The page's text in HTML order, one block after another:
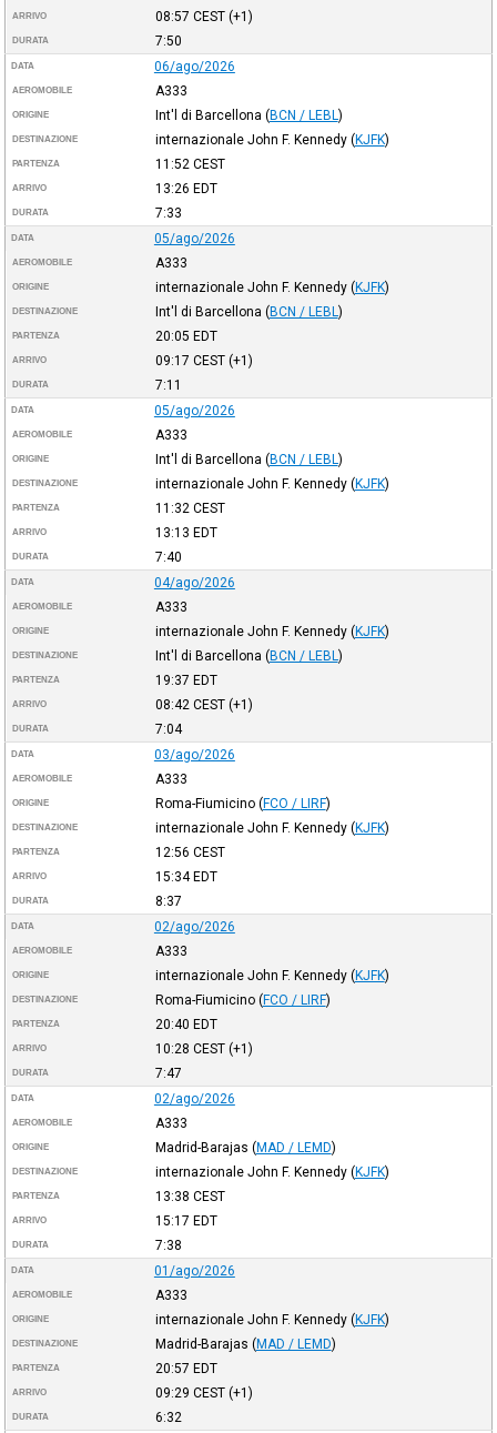
ARRIVO 08:57 CEST(+1)
DURATA 7:50
DATA 06/ago/2026
AEROMOBILE A333
ORIGINE Int'l di Barcellona (BCN / LEBL )
DESTINAZIONE internazionale John F. Kennedy (KJFK)
PARTENZA 11:52 CEST
ARRIVO 13:26 EDT
DURATA 7:33
DATA 05/ago/2026
AEROMOBILE A333
ORIGINE internazionale John F. Kennedy (KJFK)
DESTINAZIONE Int'l di Barcellona (BCN / LEBL )
PARTENZA 20:05 EDT
ARRIVO 09:17 CEST(+1)
DURATA 7:11
DATA 05/ago/2026
AEROMOBILE A333
ORIGINE Int'l di Barcellona (BCN / LEBL )
DESTINAZIONE internazionale John F. Kennedy (KJFK)
PARTENZA 11:32 CEST
ARRIVO 13:13 EDT
DURATA 7:40
DATA 04/ago/2026
AEROMOBILE A333
ORIGINE internazionale John F. Kennedy (KJFK)
DESTINAZIONE Int'l di Barcellona (BCN / LEBL )
PARTENZA 19:37 EDT
ARRIVO 08:42 CEST(+1)
DURATA 7:04
DATA 03/ago/2026
AEROMOBILE A333
ORIGINE Roma-Fiumicino (FCO / LIRF)
DESTINAZIONE internazionale John F. Kennedy (KJFK)
PARTENZA 12:56 CEST
ARRIVO 15:34EDT
DURATA 8:37
DATA 02/ago/2026
AEROMOBILE A333
ORIGINE internazionale John F. Kennedy (KJFK)
DESTINAZIONE Roma-Fiumicino (FCO / LIRF)
PARTENZA 20:40 EDT
ARRIVO 10:28 CEST(+1)
DURATA 7:47
DATA 02/ago/2026
AEROMOBILE A333
ORIGINE Madrid-Barajas (MAD / LEMD)
DESTINAZIONE internazionale John F. Kennedy (KJFK)
PARTENZA 13:38 CEST
ARRIVO 15:17 EDT
DURATA 7:38
DATA 01/ago/2026
AEROMOBILE A333
ORIGINE internazionale John F. Kennedy (KJFK)
DESTINAZIONE Madrid-Barajas (MAD / LEMD)
PARTENZA 20:57 EDT
ARRIVO 09:29 CEST(+1)
DURATA 6:32